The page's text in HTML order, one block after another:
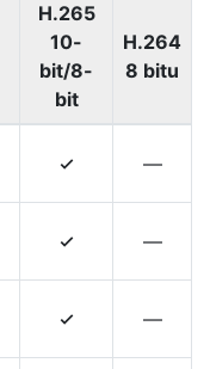
H.265
10-
bit/8-
bit
H.264
8 bitu
4 —
4 —
4 —